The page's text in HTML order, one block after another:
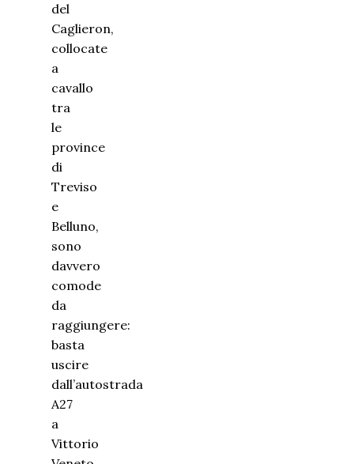
del
Caglieron,
collocate
a
cavallo
tra
le
province
di
Treviso
e
Belluno,
sono
davvero
comode
da
raggiungere:
basta
uscire
dall’autostrada
A27
a
Vittorio